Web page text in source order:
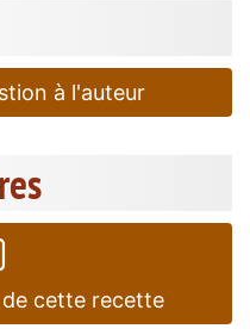
à l'auteur
cette recette